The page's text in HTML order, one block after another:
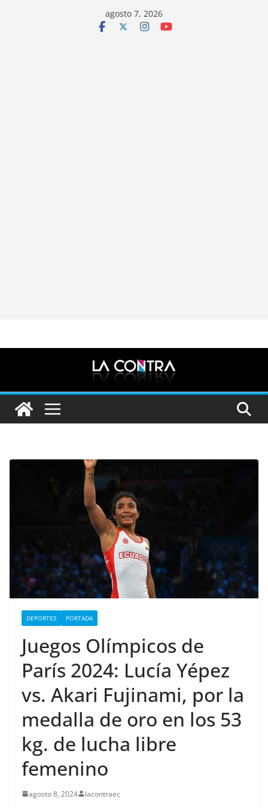
agosto 7, 2026
DEPORTES PORTADA
Juegos Olímpicos de
París 2024: Lucía Yépez
vs. Akari Fujinami, por la
medalla de oro en los 53
kg. de lucha libre
femenino
agosto 8, 2024 lacontraec